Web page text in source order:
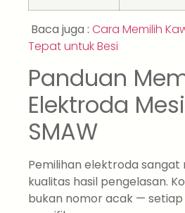
Baca juga : Cara Memilih
Tepat untuk Besi
Panduan
Elektroda
SMAW
Pemilihan elektroda
kualitas hasil pengelasan.
bukan nomor acak —